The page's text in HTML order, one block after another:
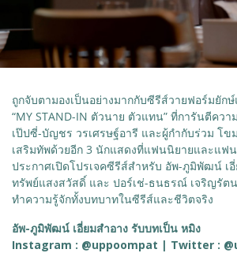
ถูกจับตามองเป็นอย่างมากกับซีรีส์วายฟอร์มยัก
“MY STAND-IN ตัวนาย ตัวแทน” ที่การันตีคว
เป๊ปซี่-บัญชร วรเศรษฐ์อารี และผู้กำกับร่วม โข
เสริมทัพด้วยอีก 3 นักแสดงที่แฟนนิยายและแฟ
ประกาศเปิดโปรเจคซีรีส์สำหรับ อัพ-ภูมิพัฒน์ เ
ทรัพย์แสงสวัสดิ์ และ ปอร์เช่-ธนธรณ์ เจริญรัต
ทำความรู้จักทั้งบทบาทในซีรีส์และชีวิตจริง
อัพ-ภูมิพัฒน์ เอี่ยมสำอาง รับบทเป็น หมิง
Instagram : @uppoompat | Twitter :